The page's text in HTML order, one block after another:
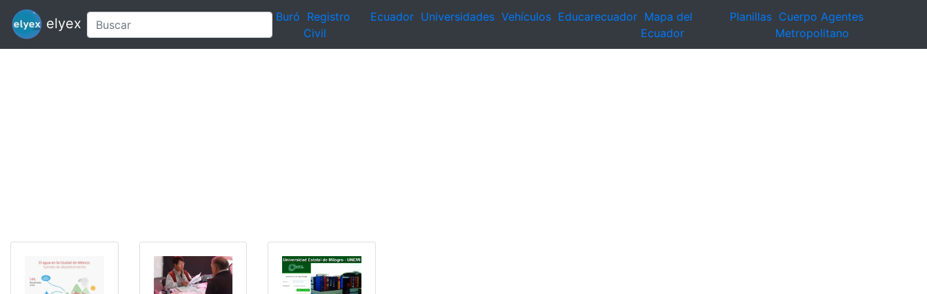
elyex Buró Registro
Civil
Ecuador Universidades Vehículos Educarecuador Mapa del
Ecuador
Planillas Cuerpo Agentes
Metropolitano